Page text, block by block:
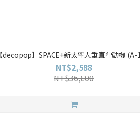
【decopop】SPACE+新太空人垂直律動機 (A-
NT$2,588
NT$36,800